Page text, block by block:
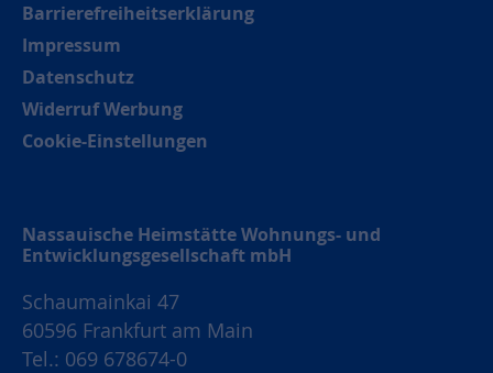
Barrierefreiheitserklärung
Impressum
Datenschutz
Widerruf Werbung
Cookie-Einstellungen
Nassauische Heimstätte Wohnungs- und
Entwicklungsgesellschaft mbH
Schaumainkai 47
60596 Frankfurt am Main
Tel.: 069 678674-0